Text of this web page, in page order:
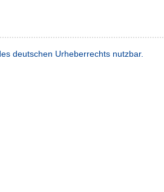
deutschen Urheberrechts nutzbar.